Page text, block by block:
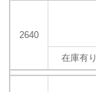
2640
在庫有り